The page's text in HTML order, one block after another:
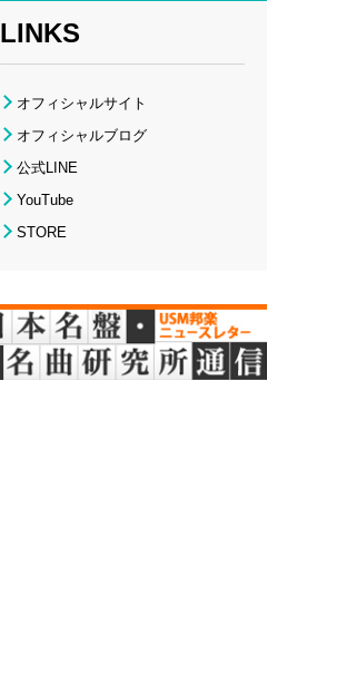
LINKS
オフィシャルサイト
オフィシャルブログ
公式LINE
YouTube
STORE